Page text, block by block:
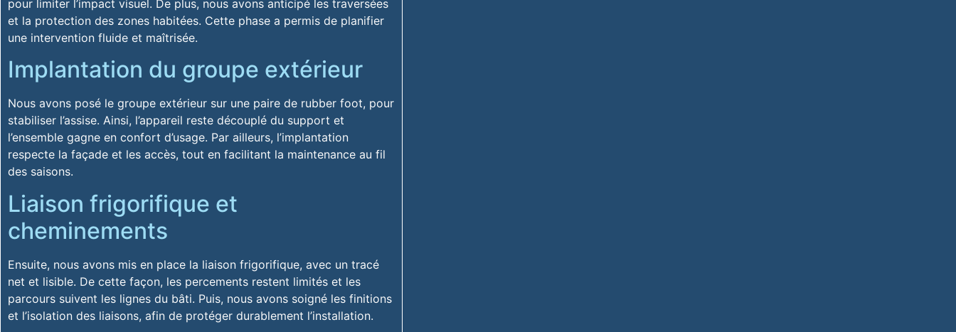
pour limiter l’impact visuel. De plus, nous avons anticipé les traversées
et la protection des zones habitées. Cette phase a permis de planifier
une intervention fluide et maîtrisée.
Implantation du groupe extérieur
Nous avons posé le groupe extérieur sur une paire de rubber foot, pour
stabiliser l’assise. Ainsi, l’appareil reste découplé du support et
l’ensemble gagne en confort d’usage. Par ailleurs, l’implantation
respecte la façade et les accès, tout en facilitant la maintenance au fil
des saisons.
Liaison frigorifique et
cheminements
Ensuite, nous avons mis en place la liaison frigorifique, avec un tracé
net et lisible. De cette façon, les percements restent limités et les
parcours suivent les lignes du bâti. Puis, nous avons soigné les finitions
et l’isolation des liaisons, afin de protéger durablement l’installation.